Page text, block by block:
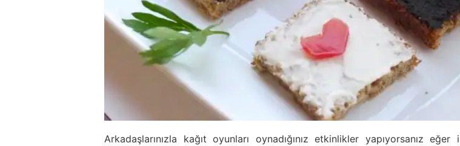
Arkadaşlarınızla kağıt oyunları oynadığınız etkinlikler yapıyorsanız eğer